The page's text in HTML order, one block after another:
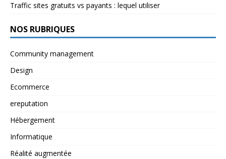
Traffic sites gratuits vs payants : lequel utiliser
NOS RUBRIQUES
Community management
Design
Ecommerce
ereputation
Hébergement
Informatique
Réalité augmentée